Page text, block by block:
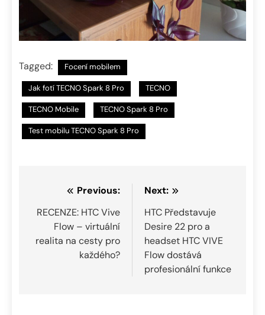
Tagged: Focení mobilem
Jak fotí TECNO Spark 8 Pro TECNO
TECNO Mobile TECNO Spark 8 Pro
Test mobilu TECNO Spark 8 Pro
Navigace
pro
příspěvek
Previous:
RECENZE: HTC Vive
Flow – virtuální
realita na cesty pro
každého?
Next:
HTC Představuje
Desire 22 pro a
headset HTC VIVE
Flow dostává
profesionální funkce